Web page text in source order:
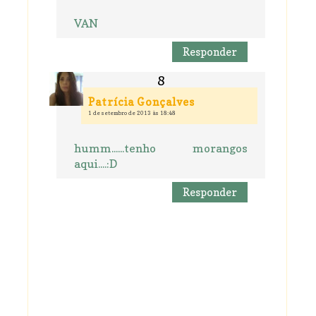
VAN
Responder
Patrícia Gonçalves
1 de setembro de 2013 às 18:48
humm......tenho morangos
aqui....:D
Responder